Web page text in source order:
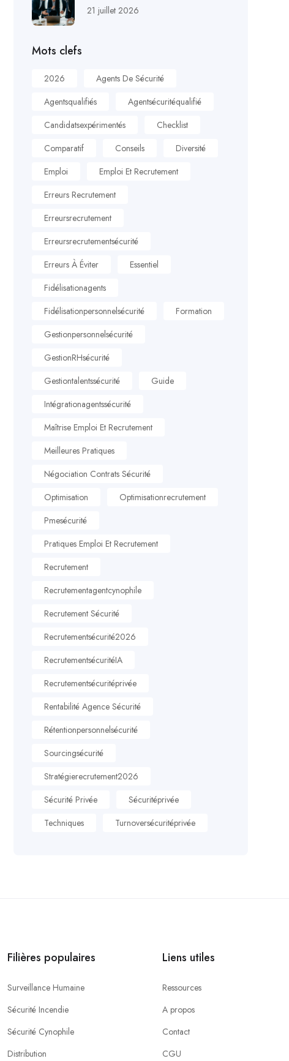
21 juillet 2026
Mots clefs
2026
Agents De Sécurité
Agentsqualifiés
Agentsécuritéqualifié
Candidatsexpérimentés
Checklist
Comparatif
Conseils
Diversité
Emploi
Emploi Et Recrutement
Erreurs Recrutement
Erreursrecrutement
Erreursrecrutementsécurité
Erreurs À Éviter
Essentiel
Fidélisationagents
Fidélisationpersonnelsécurité
Formation
Gestionpersonnelsécurité
GestionRHsécurité
Gestiontalentssécurité
Guide
Intégrationagentssécurité
Maîtrise Emploi Et Recrutement
Meilleures Pratiques
Négociation Contrats Sécurité
Optimisation
Optimisationrecrutement
Pmesécurité
Pratiques Emploi Et Recrutement
Recrutement
Recrutementagentcynophile
Recrutement Sécurité
Recrutementsécurité2026
RecrutementsécuritéIA
Recrutementsécuritéprivée
Rentabilité Agence Sécurité
Rétentionpersonnelsécurité
Sourcingsécurité
Stratégierecrutement2026
Sécurité Privée
Sécuritéprivée
Techniques
Turnoversécuritéprivée
Filières populaires
Surveillance Humaine
Sécurité Incendie
Sécurité Cynophile
Distribution
Liens utiles
Ressources
A propos
Contact
CGU